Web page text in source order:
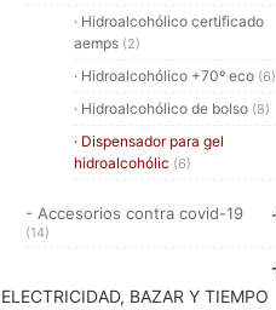
· Hidroalcohólico certificado
aemps (2)
· Hidroalcohólico +70º eco (6)
· Hidroalcohólico de bolso (8)
· Dispensador para gel
hidroalcohólic (6)
- Accesorios contra covid-19
(14)
ELECTRICIDAD, BAZAR Y TIEMPO